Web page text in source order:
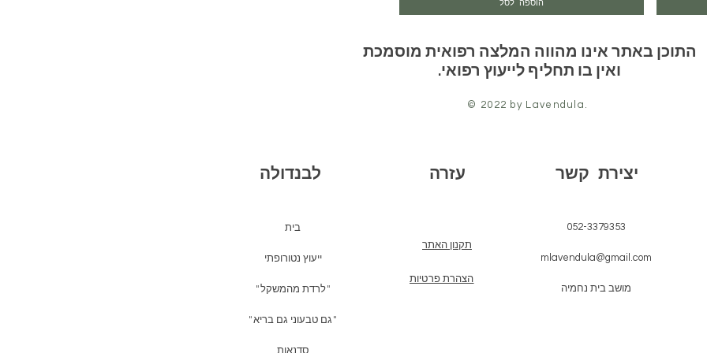
התוכן באתר אינו מהווה המלצה רפואית מוסמכת
ואין בו תחליף לייעוץ רפואי.
© 2022 by Lavendula.
לבנדולה
בית
ייעוץ נטורופתי
"לרדת מהמשקל"
"גם טבעוני גם בריא"
סדנאות
עזרה יצירת קשר
תקנון האתר
052-3379353
mlavendula@gmail.com
מושב בית נחמיה
הצהרת פרטיות